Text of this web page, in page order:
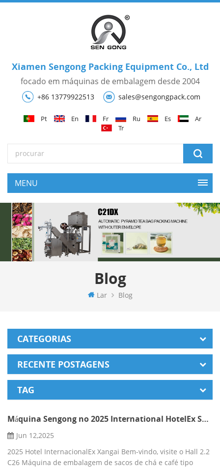
Xiamen Sengong Packing Equipment Co., Ltd
focado em máquinas de embalagem desde 2004
+86 13779922513 sales@sengongpack.com
Pt En Fr Ru Es
Ar
Tr
Blog
Lar Blog
CATEGORIAS
RECENTE POSTAGENS
TAG
Máquina Sengong no 2025 International HotelEx Shanghai
Jun 12,2025
2025 Hotel InternacionalEx Xangai Bem-vindo, visite o Hall 2.2
C26 Máquina de embalagem de sacos de chá e café tipo